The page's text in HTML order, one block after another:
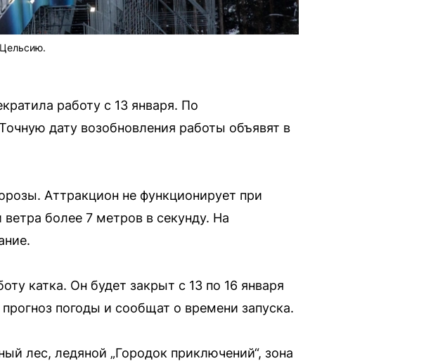
работу с 13 января. По
дату возобновления работы объявят в
Аттракцион не функционирует при
более 7 метров в секунду. На
катка. Он будет закрыт с 13 по 16 января
погоды и сообщат о времени запуска.
лес, ледяной „Городок приключений“, зона